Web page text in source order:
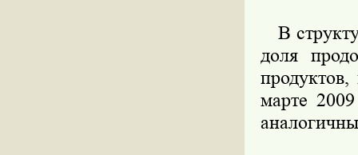
В
доля
марте